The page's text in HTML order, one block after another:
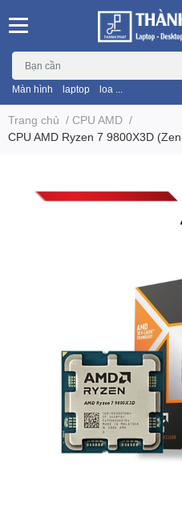
Màn hình laptop loa ...
Trang chủ / CPU AMD /
CPU AMD Ryzen 7 9800X3D